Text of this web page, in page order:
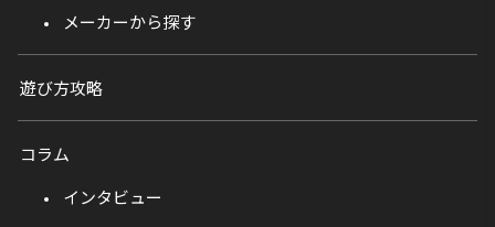
メーカーから探す
遊び方攻略
コラム
インタビュー